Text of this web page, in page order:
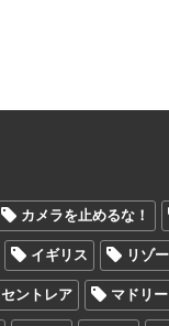
カメラを止めるな！
イギリス リゾ
セントレア マドリ